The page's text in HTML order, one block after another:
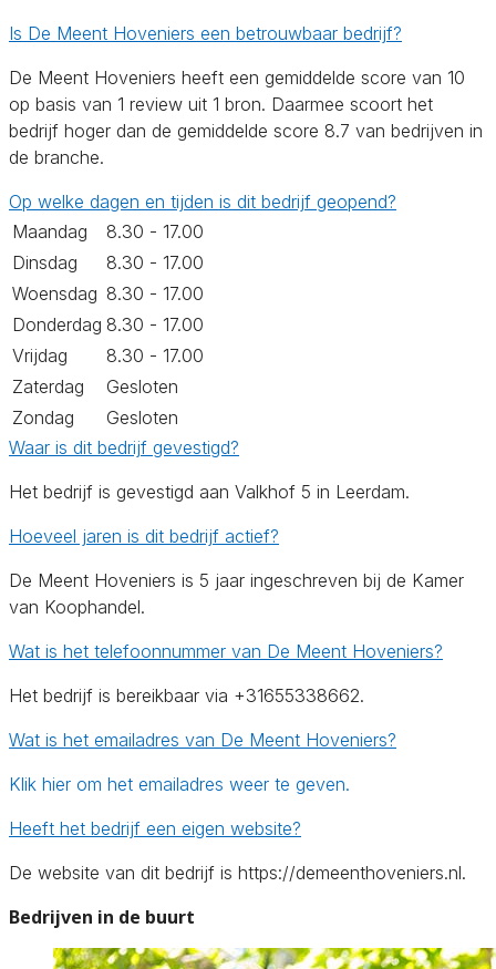
Is De Meent Hoveniers een betrouwbaar bedrijf?
De Meent Hoveniers heeft een gemiddelde score van 10
op basis van 1 review uit 1 bron. Daarmee scoort het
bedrijf hoger dan de gemiddelde score 8.7 van bedrijven in
de branche.
Op welke dagen en tijden is dit bedrijf geopend?
Maandag
8.30 - 17.00
Dinsdag
8.30 - 17.00
Woensdag 8.30 - 17.00
Donderdag 8.30 - 17.00
Vrijdag
8.30 - 17.00
Zaterdag
Gesloten
Zondag
Gesloten
Waar is dit bedrijf gevestigd?
Het bedrijf is gevestigd aan Valkhof 5 in Leerdam.
Hoeveel jaren is dit bedrijf actief?
De Meent Hoveniers is 5 jaar ingeschreven bij de Kamer
van Koophandel.
Wat is het telefoonnummer van De Meent Hoveniers?
Het bedrijf is bereikbaar via +31655338662.
Wat is het emailadres van De Meent Hoveniers?
Klik hier om het emailadres weer te geven.
Heeft het bedrijf een eigen website?
De website van dit bedrijf is https://demeenthoveniers.nl.
Bedrijven in de buurt